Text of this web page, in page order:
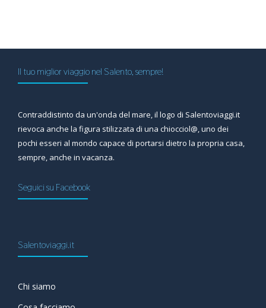
Il tuo miglior viaggio nel Salento, sempre!
Contraddistinto da un'onda del mare, il logo di Salentoviaggi.it
rievoca anche la figura stilizzata di una chiocciol@, uno dei
pochi esseri al mondo capace di portarsi dietro la propria casa,
sempre, anche in vacanza.
Seguici su Facebook
Salentoviaggi.it
Chi siamo